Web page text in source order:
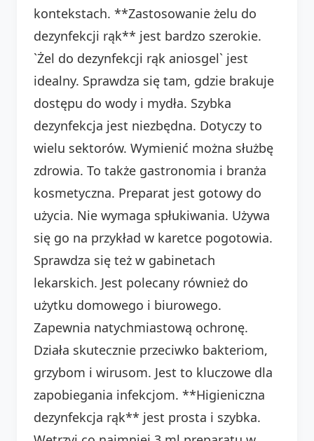
kontekstach. **Zastosowanie żelu do
dezynfekcji rąk** jest bardzo szerokie.
`Żel do dezynfekcji rąk aniosgel` jest
idealny. Sprawdza się tam, gdzie brakuje
dostępu do wody i mydła. Szybka
dezynfekcja jest niezbędna. Dotyczy to
wielu sektorów. Wymienić można służbę
zdrowia. To także gastronomia i branża
kosmetyczna. Preparat jest gotowy do
użycia. Nie wymaga spłukiwania. Używa
się go na przykład w karetce pogotowia.
Sprawdza się też w gabinetach
lekarskich. Jest polecany również do
użytku domowego i biurowego.
Zapewnia natychmiastową ochronę.
Działa skutecznie przeciwko bakteriom,
grzybom i wirusom. Jest to kluczowe dla
zapobiegania infekcjom. **Higieniczna
dezynfekcja rąk** jest prosta i szybka.